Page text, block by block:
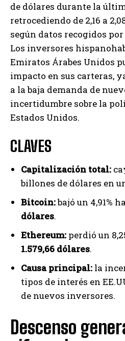
de dólares durante la
retrocediendo de 2,16 a
según datos recogidos por
Los inversores
Emiratos Árabes Unidos
impacto en sus carteras,
a la baja demanda de
incertidumbre sobre la
Estados Unidos.
CLAVES
Capitalización total:
billones de dólares en
Bitcoin:bajó un 4,91%
dólares.
Ethereum: perdió un
1.579,66 dólares.
Causa principal: la
tipos de interés en
de nuevos inversores.
Descenso